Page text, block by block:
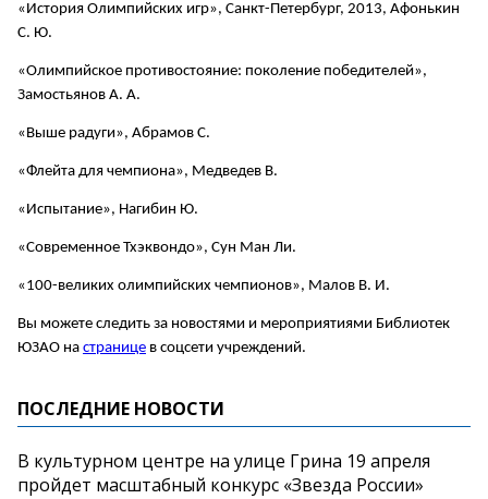
«История Олимпийских игр», Санкт-Петербург, 2013, Афонькин
С. Ю.
«Олимпийское противостояние: поколение победителей»,
Замостьянов А. А.
«Выше радуги», Абрамов С.
«Флейта для чемпиона», Медведев В.
«Испытание», Нагибин Ю.
«Современное Тхэквондо», Сун Ман Ли.
«100-великих олимпийских чемпионов», Малов В. И.
Вы можете следить за новостями и мероприятиями Библиотек
ЮЗАО на странице в соцсети учреждений.
ПОСЛЕДНИЕ НОВОСТИ
В культурном центре на улице Грина 19 апреля
пройдет масштабный конкурс «Звезда России»